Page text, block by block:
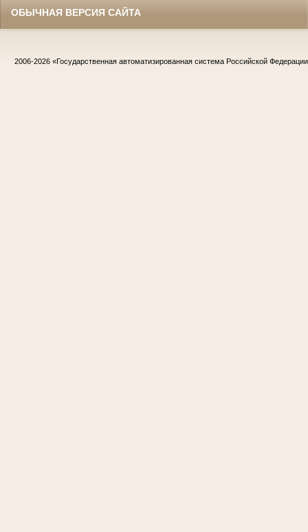
ОБЫЧНАЯ ВЕРСИЯ САЙТА
2006-2026 «Государственная автоматизированная система Российской